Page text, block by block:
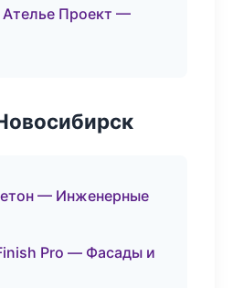
Проект —
— Инженерные
Pro — Фасады и